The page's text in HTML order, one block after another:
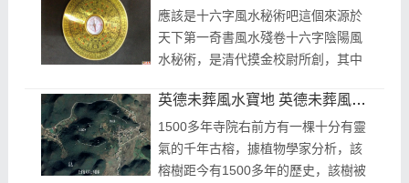
算命
八字命理 八字合婚 運勢測算
子...
應該是十六字風水秘術吧這個來源於
天下第一奇書風水殘卷十六字陰陽風
水秘術，是清代摸金校尉所創，其中
秘術雖然名為十六字，可更確切的說
應...
英德未葬風水寶地 英德未葬風水寶地有哪些
1500多年寺院右前方有一棵十分有靈
氣的千年古榕，據植物學家分析，該
榕樹距今有1500多年的歷史，該樹被